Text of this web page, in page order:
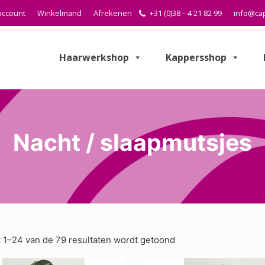
Winkelmand Afrekenen +31 (0)38 – 4 21 82 99
Haarwerkshop Kappersshop
Nacht / slaapmutsjes
1–24 van de 79 resultaten wordt getoond